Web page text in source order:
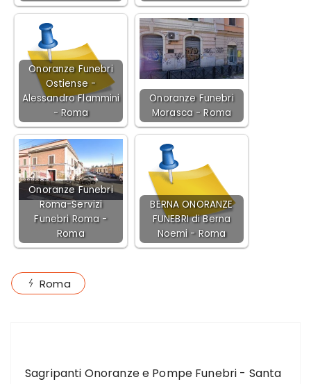
Onoranze Funebri
Ostiense -
Alessandro Flammini
- Roma
Onoranze Funebri
Morasca - Roma
Onoranze Funebri
Roma-Servizi
Funebri Roma -
Roma
BERNA ONORANZE
FUNEBRI di Berna
Noemi - Roma
Roma
Sagripanti Onoranze e Pompe Funebri - Santa